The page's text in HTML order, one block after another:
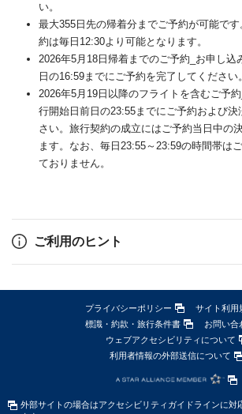
い。
最大355日先の帰着分までご予約が可能で
約は毎日12:30より可能となります。
2026年5月18日帰着までのご予約_お申し込
日の16:59までにご予約を完了してください。
2026年5月19日以降のフライトを含むご予
行開始日前日の23:55までにご予約および決
さい。旅行契約の成立にはご予約当日中の
ます。なお、毎日23:55～23:59の時間帯は
ておりません。
ご利用のヒント
プライバシーポリシー
サイト利用
標識・約款・旅行条件書
お問い合
ウェブアクセシビリティについて
利用者情報の外部送信について
外部サイトの場合はアクセシビリティガイドラインに対